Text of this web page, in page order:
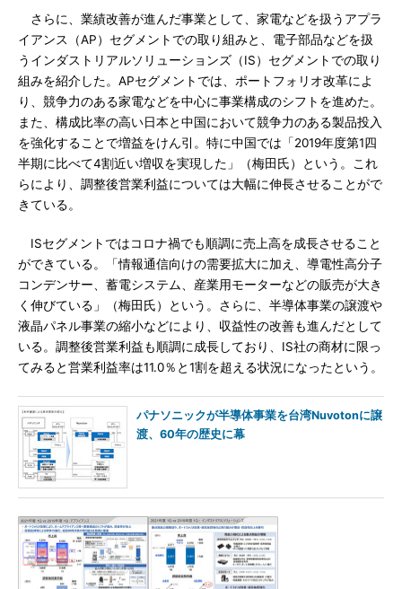
さらに、業績改善が進んだ事業として、家電などを扱うアプラ
イアンス（AP）セグメントでの取り組みと、電子部品などを扱
うインダストリアルソリューションズ（IS）セグメントでの取り
組みを紹介した。APセグメントでは、ポートフォリオ改革によ
り、競争力のある家電などを中心に事業構成のシフトを進めた。
また、構成比率の高い日本と中国において競争力のある製品投入
を強化することで増益をけん引。特に中国では「2019年度第1四
半期に比べて4割近い増収を実現した」（梅田氏）という。これ
らにより、調整後営業利益については大幅に伸長させることがで
きている。
ISセグメントではコロナ禍でも順調に売上高を成長させること
ができている。「情報通信向けの需要拡大に加え、導電性高分子
コンデンサー、蓄電システム、産業用モーターなどの販売が大き
く伸びている」（梅田氏）という。さらに、半導体事業の譲渡や
液晶パネル事業の縮小などにより、収益性の改善も進んだとして
いる。調整後営業利益も順調に成長しており、IS社の商材に限っ
てみると営業利益率は11.0％と1割を超える状況になったという。
パナソニックが半導体事業を台湾Nuvotonに譲
渡、60年の歴史に幕